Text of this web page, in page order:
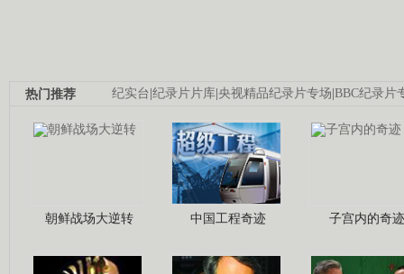
纪实台|纪录片片库|央视精品纪录片专场|BBC纪录片
热门推荐
朝鲜战场大逆转 中国工程奇迹 子宫内的奇迹